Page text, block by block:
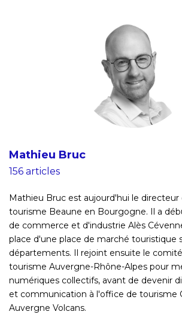
Mathieu Bruc
156 articles
Mathieu Bruc est aujourd'hui le
tourisme Beaune en Bourgogne. Il a
de commerce et d'industrie Alès
place d'une place de marché touristique
départements. Il rejoint ensuite le
tourisme Auvergne-Rhône-Alpes pour
numériques collectifs, avant de devenir
et communication à l'office de tourisme
Auvergne Volcans.